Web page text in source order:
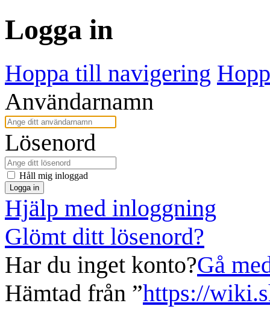
Logga in
Hoppa till navigering
Användarnamn
Lösenord
Håll mig inloggad
Logga in
Hjälp med inloggning
Glömt ditt lösenord?
Har du inget konto?Gå
Hämtad från ”https://